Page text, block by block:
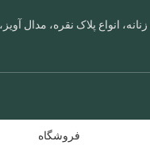
انواع پلاک نقره،
فروشگاه